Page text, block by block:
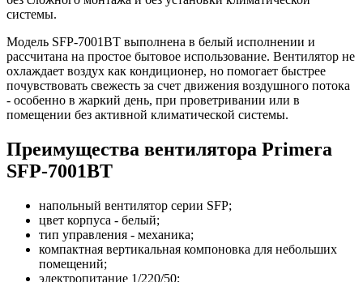
системы.
Модель SFP-7001BT выполнена в белый исполнении и
рассчитана на простое бытовое использование. Вентилятор не
охлаждает воздух как кондиционер, но помогает быстрее
почувствовать свежесть за счет движения воздушного потока
- особенно в жаркий день, при проветривании или в
помещении без активной климатической системы.
Преимущества вентилятора Primera
SFP-7001BT
напольный вентилятор серии SFP;
цвет корпуса - белый;
тип управления - механика;
компактная вертикальная компоновка для небольших
помещений;
электропитание 1/220/50;